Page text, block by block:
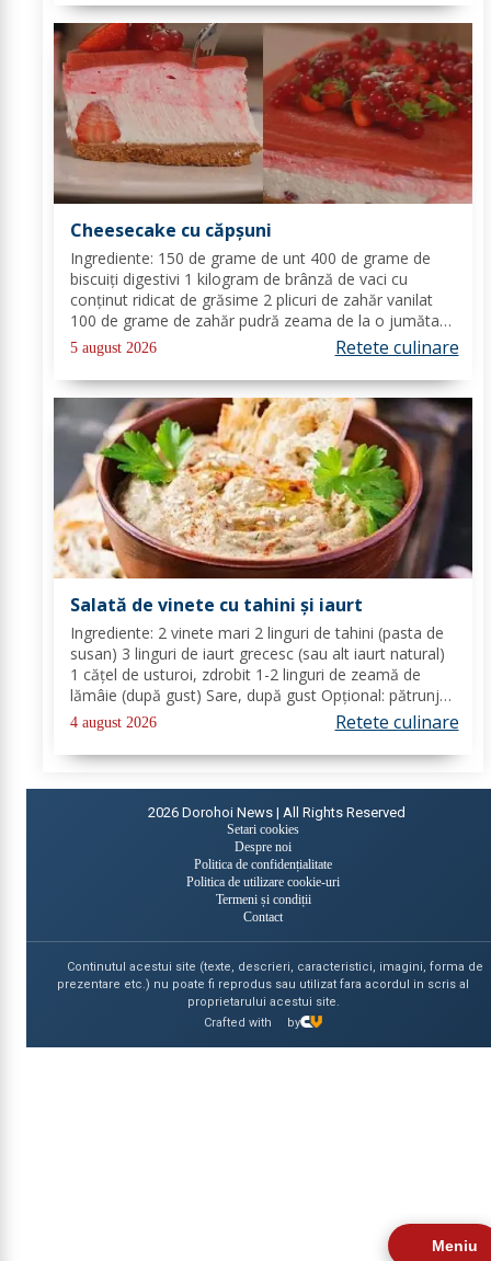
Meniu
Cheesecake cu căpșuni
Ingrediente: 150 de grame de unt 400 de grame de
biscuiți digestivi 1 kilogram de brânză de vaci cu
conținut ridicat de grăsime 2 plicuri de zahăr vanilat
100 de grame de zahăr pudră zeama de la o jumătate
de lămâie 600 de mililitri de smântână pentru frișcă 4
foi de gelatină hidratate în apă rece...
5 august 2026 Retete culinare
Salată de vinete cu tahini și iaurt
Ingrediente: 2 vinete mari 2 linguri de tahini (pasta de
susan) 3 linguri de iaurt grecesc (sau alt iaurt natural)
1 cățel de usturoi, zdrobit 1-2 linguri de zeamă de
lămâie (după gust) Sare, după gust Opțional: pătrunjel
proaspăt tocat pentru decor Mod de preparare: Coace
vinetele pe grătar sau în...
4 august 2026 Retete culinare
2026 Dorohoi News | All Rights Reserved
Setari cookies
Despre noi
Politica de confidențialitate
Politica de utilizare cookie-uri
Termeni și condiții
Contact
Continutul acestui site (texte, descrieri, caracteristici, imagini, forma de
prezentare etc.) nu poate fi reprodus sau utilizat fara acordul in scris al
proprietarului acestui site.
Crafted with
by